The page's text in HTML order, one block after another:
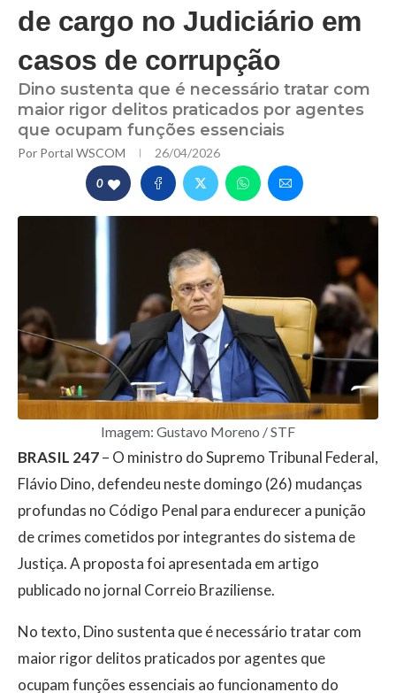
de cargo no Judiciário em
casos de corrupção
Dino sustenta que é necessário tratar com
maior rigor delitos praticados por agentes
que ocupam funções essenciais
Por Portal WSCOM 26/04/2026
0
Imagem: Gustavo Moreno / STF
BRASIL 247– O ministro do Supremo Tribunal Federal,
Flávio Dino, defendeu neste domingo (26) mudanças
profundas no Código Penal para endurecer a punição
de crimes cometidos por integrantes do sistema de
Justiça. A proposta foi apresentada em artigo
publicado no jornal Correio Braziliense.
No texto, Dino sustenta que é necessário tratar com
maior rigor delitos praticados por agentes que
ocupam funções essenciais ao funcionamento do